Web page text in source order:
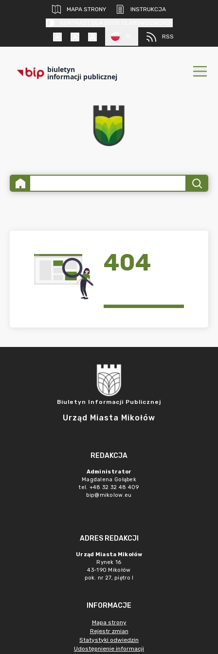
MAPA STRONY
INSTRUKCJA
RSS
biuletyn
informacji publicznej
404
Biuletyn Informacji Publicznej
Urząd Miasta Mikołów
REDAKCJA
Administrator
Magdalena Gołąbek
tel. +48 32 32 48 409
bip@mikolow.eu
ADRES REDAKCJI
Urząd Miasta Mikołów
Rynek 16
43-190 Mikołów
pok. nr 27, piętro I
INFORMACJE
Mapa strony
Rejestr zmian
Statystyki odwiedzin
Udostępnienie informacji